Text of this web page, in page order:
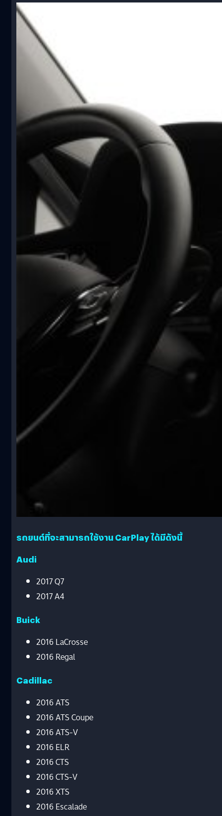
รถยนต์ที่จะสามารถใช้งาน CarPlay ได้มีดังนี้
Audi
2017 Q7
2017 A4
Buick
2016 LaCrosse
2016 Regal
Cadillac
2016 ATS
2016 ATS Coupe
2016 ATS-V
2016 ELR
2016 CTS
2016 CTS-V
2016 XTS
2016 Escalade